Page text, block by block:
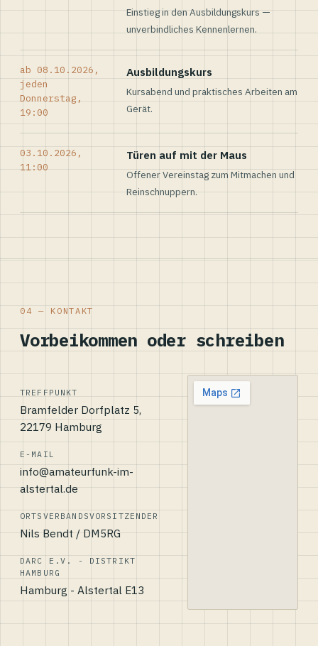
Einstieg in den Ausbildungskurs —
unverbindliches Kennenlernen.
ab 08.10.2026,
jeden
Donnerstag,
19:00
Ausbildungskurs
Kursabend und praktisches Arbeiten am
Gerät.
03.10.2026,
11:00
Türen auf mit der Maus
Offener Vereinstag zum Mitmachen und
Reinschnuppern.
04 — KONTAKT
Vorbeikommen oder schreiben
TREFFPUNKT
Bramfelder Dorfplatz 5,
22179 Hamburg
E-MAIL
info@amateurfunk-im-
alstertal.de
ORTSVERBANDSVORSITZENDER
Nils Bendt / DM5RG
DARC E.V. - DISTRIKT
HAMBURG
Hamburg - Alstertal E13